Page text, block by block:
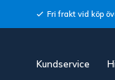
Fri frakt vid köp
Kundservice